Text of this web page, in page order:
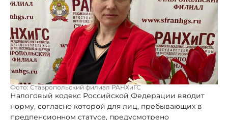
Фото: Ставропольский филиал РАНХиГС
Налоговый кодекс Российской Федерации вводит
норму, согласно которой для лиц, пребывающих в
предпенсионном статусе, предусмотрено